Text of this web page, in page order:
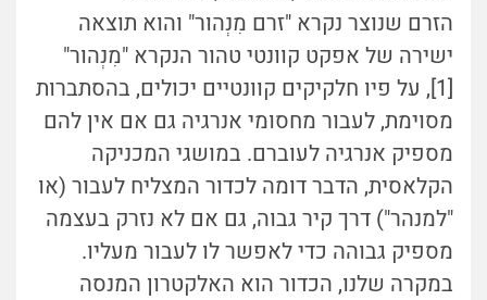
הזרם שנוצר נקרא "זרם מִנְהוּר" והוא תוצאה
ישירה של אפקט קוונטי טהור הנקרא "מִנְהוּר"
[1], על פיו חלקיקים קוונטיים יכולים, בהסתברות
מסוימת, לעבור מחסומי אנרגיה גם אם אין להם
מספיק אנרגיה לעוברם. במושגי המכניקה
הקלאסית, הדבר דומה לכדור המצליח לעבור (או
"למנהר") דרך קיר גבוה, גם אם לא נזרק בעצמה
מספיק גבוהה כדי לאפשר לו לעבור מעליו.
במקרה שלנו, הכדור הוא האלקטרון המנסה